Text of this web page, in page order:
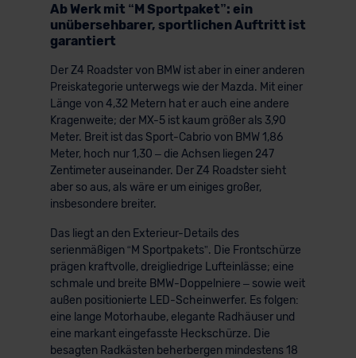
Ab Werk mit “M Sportpaket”: ein
unübersehbarer, sportlichen Auftritt ist
garantiert
Der Z4 Roadster von BMW ist aber in einer anderen
Preiskategorie unterwegs wie der Mazda. Mit einer
Länge von 4,32 Metern hat er auch eine andere
Kragenweite; der MX-5 ist kaum größer als 3,90
Meter. Breit ist das Sport-Cabrio von BMW 1,86
Meter, hoch nur 1,30 – die Achsen liegen 247
Zentimeter auseinander. Der Z4 Roadster sieht
aber so aus, als wäre er um einiges großer,
insbesondere breiter.
Das liegt an den Exterieur-Details des
serienmäßigen “M Sportpakets”. Die Frontschürze
prägen kraftvolle, dreigliedrige Lufteinlässe; eine
schmale und breite BMW-Doppelniere – sowie weit
außen positionierte LED-Scheinwerfer. Es folgen:
eine lange Motorhaube, elegante Radhäuser und
eine markant eingefasste Heckschürze. Die
besagten Radkästen beherbergen mindestens 18